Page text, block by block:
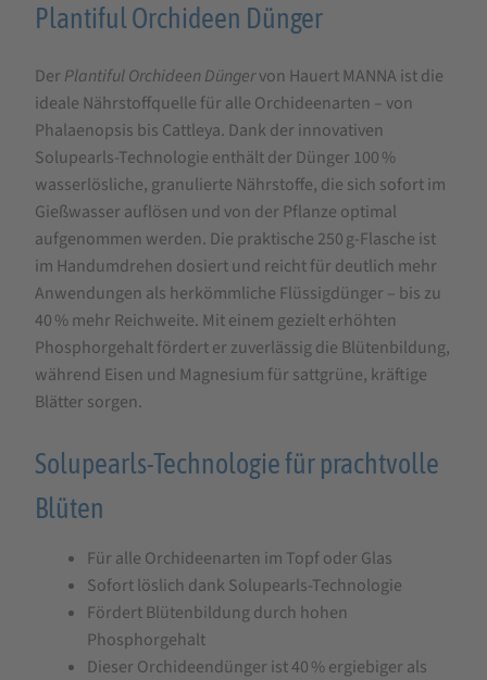
Produktbeschreibung
PLANTIFUL
Orchideen
Dünger
250
g
Plantiful Orchideen Dünger
Der Plantiful Orchideen Düngervon Hauert MANNA ist die
ideale Nährstoffquelle für alle Orchideenarten – von
Phalaenopsis bis Cattleya. Dank der innovativen
Solupearls-Technologie enthält der Dünger 100 %
wasserlösliche, granulierte Nährstoffe, die sich sofort im
Gießwasser auflösen und von der Pflanze optimal
aufgenommen werden. Die praktische 250 g-Flasche ist
im Handumdrehen dosiert und reicht für deutlich mehr
Anwendungen als herkömmliche Flüssigdünger – bis zu
40 % mehr Reichweite. Mit einem gezielt erhöhten
Phosphorgehalt fördert er zuverlässig die Blütenbildung,
während Eisen und Magnesium für sattgrüne, kräftige
Blätter sorgen.
Solupearls-Technologie für prachtvolle
Blüten
Für alle Orchideenarten im Topf oder Glas
Sofort löslich dank Solupearls-Technologie
Fördert Blütenbildung durch hohen
Phosphorgehalt
Dieser Orchideendünger ist 40 % ergiebiger als